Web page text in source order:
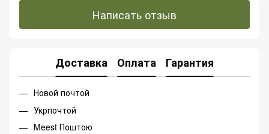
Написать отзыв
Доставка Оплата Гарантия
Новой почтой
Укрпочтой
Meest Поштою